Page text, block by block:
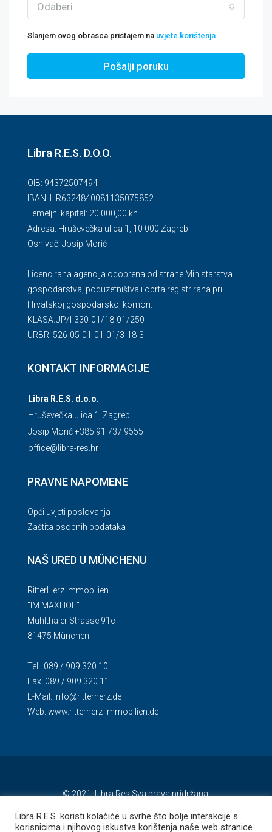
Odaberi
Slanjem ovog obrasca pristajem na uvjete korištenja
Pošalji poruku
Libra R.E.S. D.O.O.
OIB: 94372507494
IBAN: HR6324840081135075852
Temeljni kapital: 20.000,00 kn
Adresa: Hruševečka ulica 1, 10 000 Zagreb
Osnivač: Josip Morić
Licencirana agencija odobrena od strane Ministarstva
gospodarstva, poduzetništva i obrta registrirana pri
Hrvatskoj gospodarskoj komori.
KLASA.UP/l-330-01/18-01/250
URBR: 526-05-01-01-01/3-18-3
KONTAKT INFORMACIJE
Libra R.E.S. d.o.o.
Hruševečka ulica 1, Zagreb
Josip Morić +385 91 737 9555
office@libra-res.hr
PRAVNE NAPOMENE
Opći uvjeti poslovanja
Zaštita osobnih podataka
NAŠ URED U MÜNCHENU
RitterHerz Immobilien
"IM MAXHOF"
Mühlthaler Strasse 91c
81475 München
Tel.: 089 / 909 320 10
Fax: 089 / 909 320 11
E-Mail: info@ritterherz.de
Web: www.ritterherz-immobilien.de
© 2021. Libra Res Sva prava pridržana.
Libra R.E.S. koristi kolačiće u svrhe što bolje interakcije s
korisnicima i njihovog iskustva korištenja naše web stranice.